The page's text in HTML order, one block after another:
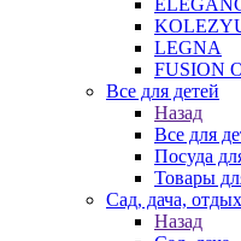
LEGNA
FUSION
Все для детей
Назад
Все для
Посуда
Товары
Сад, дача, отдых
Назад